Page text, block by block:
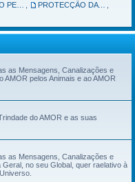
PROTECÇÃO DA CASA/LOJA/ESPAÇO DE TRABALHO
as Mensagens, Canalizações e
AMOR pelos Animais e ao AMOR
do AMOR e as suas
as Mensagens, Canalizações e
no seu Global, quer raelativo à